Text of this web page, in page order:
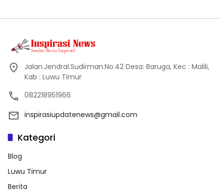
Jalan.Jendral.Sudirman.No.42 Desa: Baruga, Kec : Malili,
Kab : Luwu Timur
082218951966
inspirasiupdatenews@gmail.com
Kategori
Blog
Luwu Timur
Berita